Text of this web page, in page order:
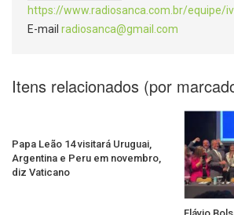
https://www.radiosanca.com.br/equipe/
E-mail radiosanca@gmail.com
Itens relacionados (por
Papa Leão 14 visitará Uruguai,
Argentina e Peru em novembro,
diz Vaticano